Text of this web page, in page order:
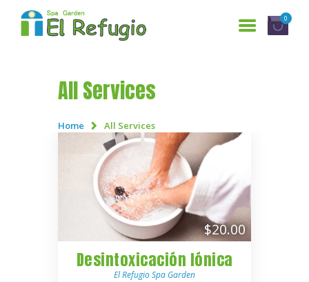
0
All Services
Home All Services
INICIO
SERVICIOS
¿QUIENES SOMOS?
GALERÍA
RESERVACIONES
CONTÁCTANOS
ENGLISH
$20.00
Desintoxicación Iónica
El Refugio Spa Garden